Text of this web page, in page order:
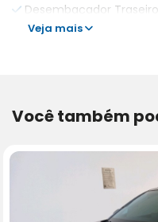
Desembaçador Traseiro
Veja mais
Você também